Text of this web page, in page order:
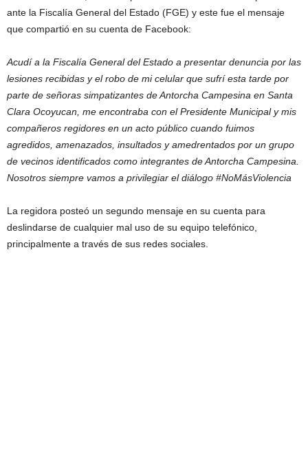
ante la Fiscalía General del Estado (FGE) y este fue el mensaje
que compartió en su cuenta de Facebook:
Acudí a la Fiscalía General del Estado a presentar denuncia por las
lesiones recibidas y el robo de mi celular que sufrí esta tarde por
parte de señoras simpatizantes de Antorcha Campesina en Santa
Clara Ocoyucan, me encontraba con el Presidente Municipal y mis
compañeros regidores en un acto público cuando fuimos
agredidos, amenazados, insultados y amedrentados por un grupo
de vecinos identificados como integrantes de Antorcha Campesina.
Nosotros siempre vamos a privilegiar el diálogo #NoMásViolencia
La regidora posteó un segundo mensaje en su cuenta para
deslindarse de cualquier mal uso de su equipo telefónico,
principalmente a través de sus redes sociales.